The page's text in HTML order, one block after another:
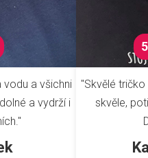
vodu a všichni
a vydrží i
"Skvělé
skvěle,